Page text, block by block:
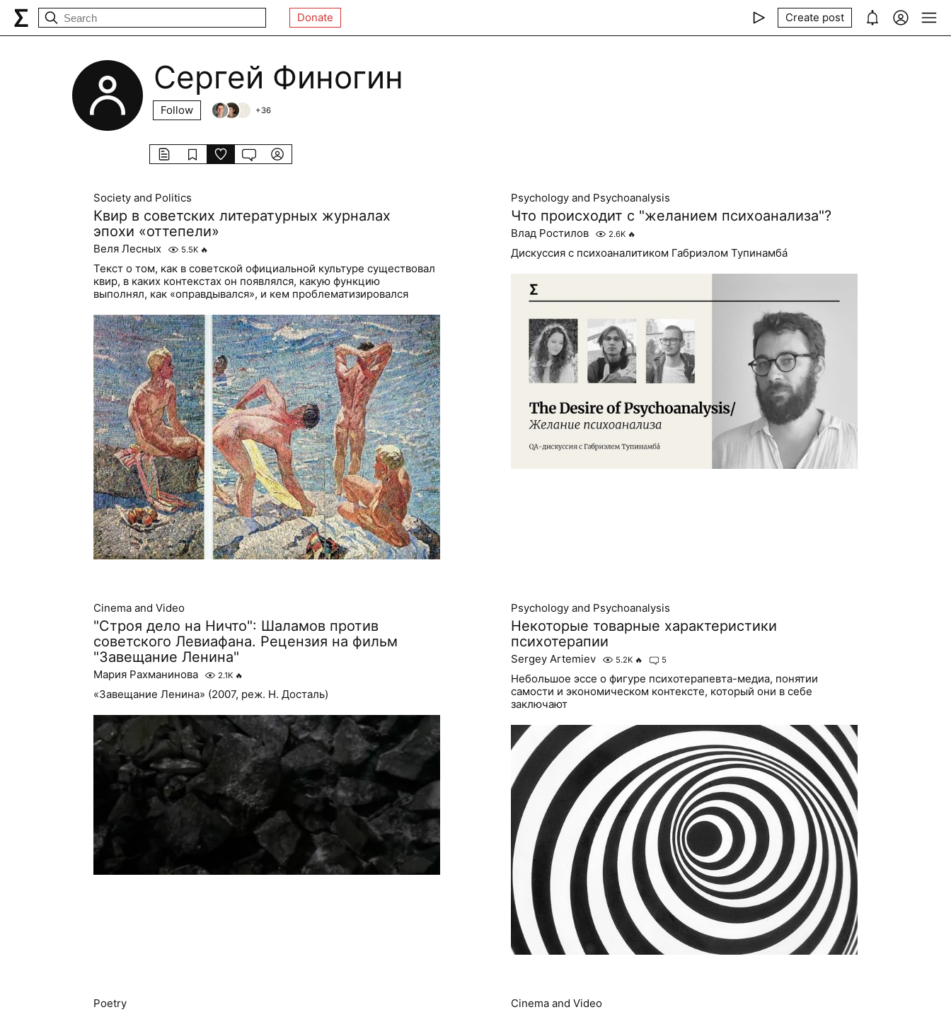
Donate Create post
Сергей Финогин
Follow +36
Society and Politics
Квир в советских литературных журналах
эпохи «оттепели»
Веля Лесных 5.5K 🔥
Текст о том, как в советской официальной культуре существовал
квир, в каких контекстах он появлялся, какую функцию
выполнял, как «оправдывался», и кем проблематизировался
Psychology and Psychoanalysis
Что происходит с "желанием психоанализа"?
Влад Ростилов 2.6K 🔥
Дискуссия с психоаналитиком Габриэлом Тупинамбá
Cinema and Video
"Строя дело на Ничто": Шаламов против
советского Левиафана. Рецензия на фильм
"Завещание Ленина"
Мария Рахманинова 2.1K 🔥
«Завещание Ленина» (2007, реж. Н. Досталь)
Psychology and Psychoanalysis
Некоторые товарные характеристики
психотерапии
Sergey Artemiev 5.2K 🔥 5
Небольшое эссе о фигуре психотерапевта-медиа, понятии
самости и экономическом контексте, который они в себе
заключают
Poetry Cinema and Video